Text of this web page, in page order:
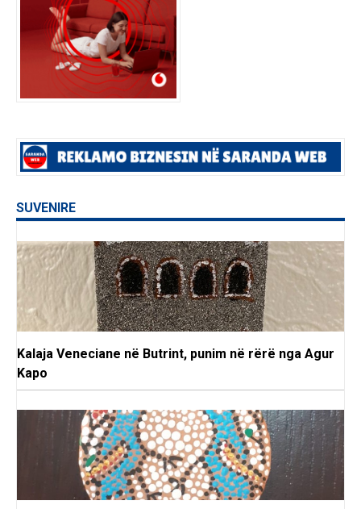
SUVENIRE
Kalaja Veneciane në Butrint, punim në rërë nga Agur
Kapo